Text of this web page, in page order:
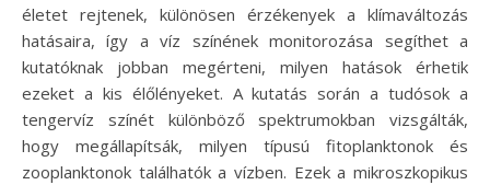
életet rejtenek, különösen érzékenyek a klímaváltozás
hatásaira, így a víz színének monitorozása segíthet a
kutatóknak jobban megérteni, milyen hatások érhetik
ezeket a kis élőlényeket. A kutatás során a tudósok a
tengervíz színét különböző spektrumokban vizsgálták,
hogy megállapítsák, milyen típusú fitoplanktonok és
zooplanktonok találhatók a vízben. Ezek a mikroszkopikus